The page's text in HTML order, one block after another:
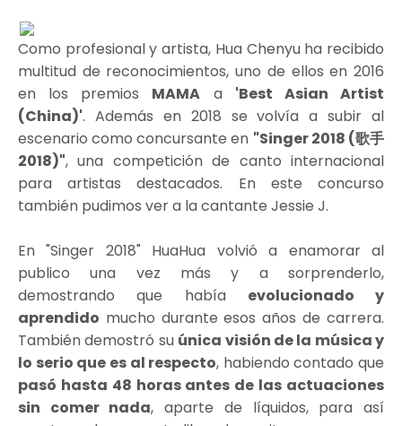
Como profesional y artista, Hua Chenyu ha recibido
multitud de reconocimientos, uno de ellos en 2016
en los premios MAMA a 'Best Asian Artist
(China)'. Además en 2018 se volvía a subir al
escenario como concursante en "Singer 2018 (歌手
2018)", una competición de canto internacional
para artistas destacados. En este concurso
también pudimos ver a la cantante Jessie J.
En "Singer 2018" HuaHua volvió a enamorar al
publico una vez más y a sorprenderlo,
demostrando que había evolucionado y
aprendido mucho durante esos años de carrera.
También demostró su única visión de la música y
lo serio que es al respecto, habiendo contado que
pasó hasta 48 horas antes de las actuaciones
sin comer nada, aparte de líquidos, para así